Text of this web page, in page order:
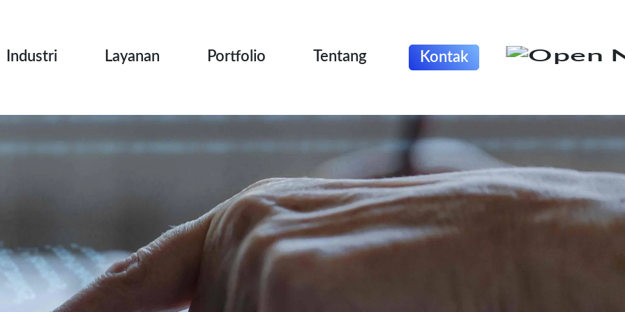
Industri Layanan Portfolio Tentang Kontak
Tentang
Odoo
Outsourcing IT